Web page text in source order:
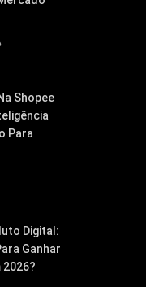
Shopee
Para
Digital:
Ganhar
2026?